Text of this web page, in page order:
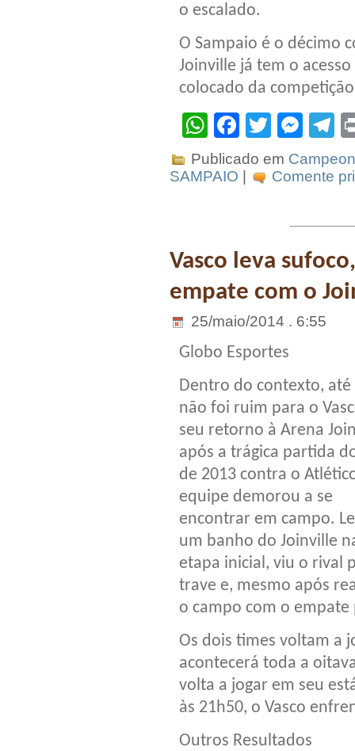
o escalado.
O Sampaio é o décimo
Joinville já tem o
colocado da
WhatsApp
Facebook
Twitter
Publicado em
SAMPAIO
Comente
Vasco leva
empate com o
25/maio/2014 . 6:55
Globo Esportes
Dentro do contexto, até
não foi ruim para o
seu retorno à Arena
após a trágica partida
de 2013 contra o
equipe demorou a se
encontrar em campo.
um banho do Joinville
etapa inicial, viu o rival
trave e, mesmo após
o campo com o empate
Os dois times voltam a
acontecerá toda a
volta a jogar em seu
às 21h50, o Vasco
Outros Resultados